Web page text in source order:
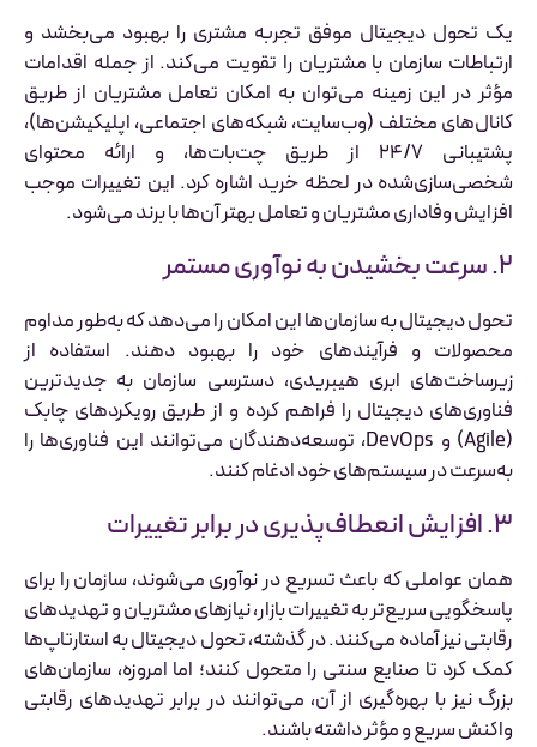
یک تحول دیجیتال موفق تجربه مشتری را بهبود می‌بخشد و
ارتباطات سازمان با مشتریان را تقویت می‌کند. از جمله اقدامات
مؤثر در این زمینه می‌توان به امکان تعامل مشتریان از طریق
کانال‌های مختلف (وب‌سایت، شبکه‌های اجتماعی، اپلیکیشن‌ها)،
پشتیبانی ۲۴/۷ از طریق چت‌بات‌ها، و ارائه محتوای
شخصی‌سازی‌شده در لحظه خرید اشاره کرد. این تغییرات موجب
افزایش وفاداری مشتریان و تعامل بهتر آن‌ها با برند می‌شود.
۲. سرعت بخشیدن به نوآوری مستمر
تحول دیجیتال به سازمان‌ها این امکان را می‌دهد که به‌طور مداوم
محصولات و فرآیندهای خود را بهبود دهند. استفاده از
زیرساخت‌های ابری هیبریدی، دسترسی سازمان به جدیدترین
فناوری‌های دیجیتال را فراهم کرده و از طریق رویکردهای چابک
(Agile) و DevOps، توسعه‌دهندگان می‌توانند این فناوری‌ها را
به‌سرعت در سیستم‌های خود ادغام کنند.
۳. افزایش انعطاف‌پذیری در برابر تغییرات
همان عواملی که باعث تسریع در نوآوری می‌شوند، سازمان را برای
پاسخگویی سریع‌تر به تغییرات بازار، نیازهای مشتریان و تهدیدهای
رقابتی نیز آماده می‌کنند. در گذشته، تحول دیجیتال به استارتاپ‌ها
کمک کرد تا صنایع سنتی را متحول کنند؛ اما امروزه، سازمان‌های
بزرگ نیز با بهره‌گیری از آن، می‌توانند در برابر تهدیدهای رقابتی
واکنش سریع و مؤثر داشته باشند.